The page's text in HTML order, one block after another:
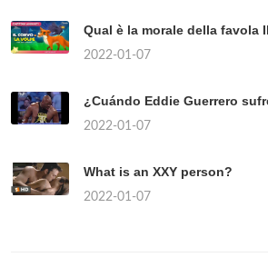
Qual è la morale della favola
2022-01-07
¿Cuándo Eddie Guerrero
2022-01-07
What is an XXY person?
2022-01-07